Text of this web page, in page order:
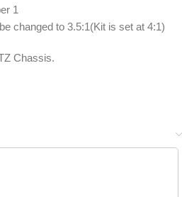
1
changed to 3.5:1(Kit is set at 4:1)
Chassis.